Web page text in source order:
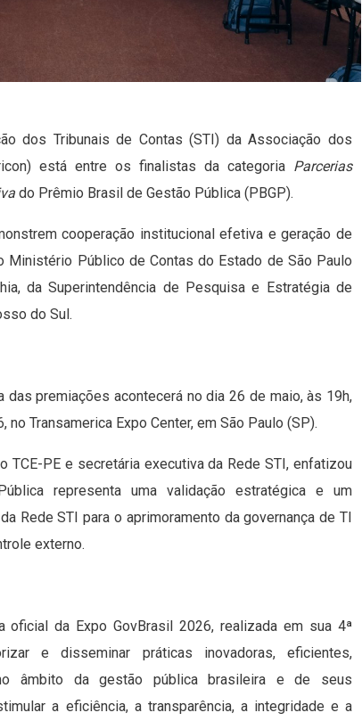
dos Tribunais de Contas (STI) da Associação dos
está entre os finalistas da categoria Parcerias
do Prêmio Brasil de Gestão Pública (PBGP).
cooperação institucional efetiva e geração de
Ministério Público de Contas do Estado de São Paulo
da Superintendência de Pesquisa e Estratégia de
do Sul.
premiações acontecerá no dia 26 de maio, às 19h,
Transamerica Expo Center, em São Paulo (SP).
TCE-PE e secretária executiva da Rede STI, enfatizou
representa uma validação estratégica e um
Rede STI para o aprimoramento da governança de TI
externo.
da Expo GovBrasil 2026, realizada em sua 4ª
e disseminar práticas inovadoras, eficientes,
âmbito da gestão pública brasileira e de seus
a eficiência, a transparência, a integridade e a